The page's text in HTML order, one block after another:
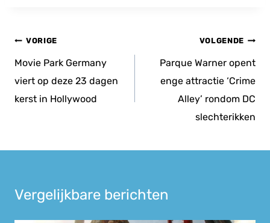
Bericht
navigatie
VORIGE
Movie Park Germany
viert op deze 23 dagen
kerst in Hollywood
VOLGENDE
Parque Warner opent
enge attractie ‘Crime
Alley’ rondom DC
slechterikken
Vergelijkbare berichten